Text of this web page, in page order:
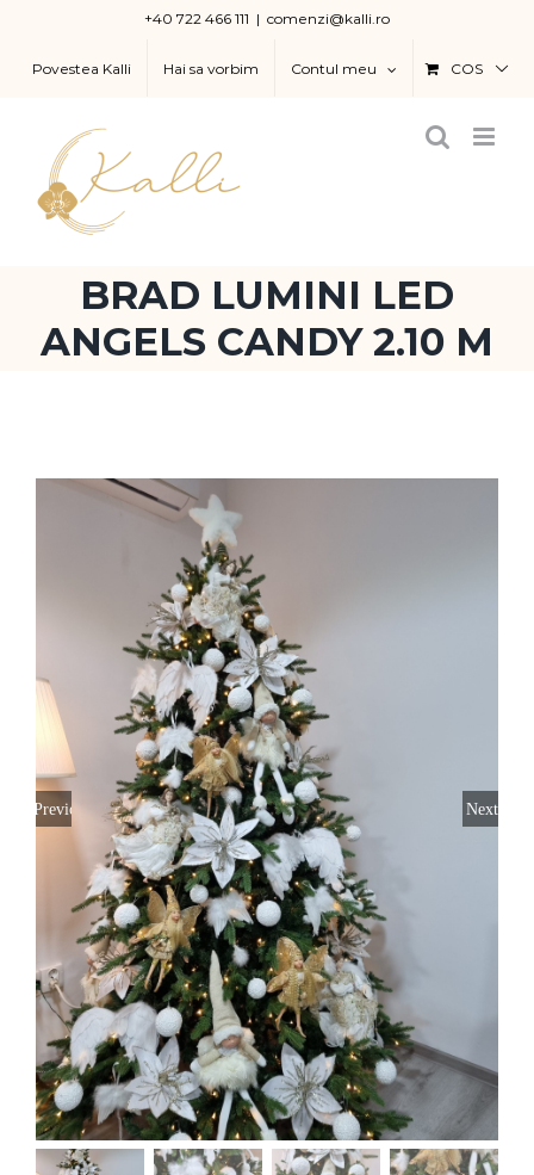
content
+40 722 466 111 | comenzi@kalli.ro
Povestea Kalli Hai sa vorbim Contul meu COS
BRAD LUMINI LED
ANGELS CANDY 2.10 M
Previous Next